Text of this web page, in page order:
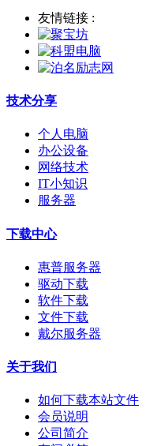
友情链接 :
技术分享
个人电脑
办公设备
网络技术
IT小知识
服务器
下载中心
惠普服务器
驱动下载
软件下载
文件下载
戴尔服务器
关于我们
如何下载本站文件
会员说明
公司简介